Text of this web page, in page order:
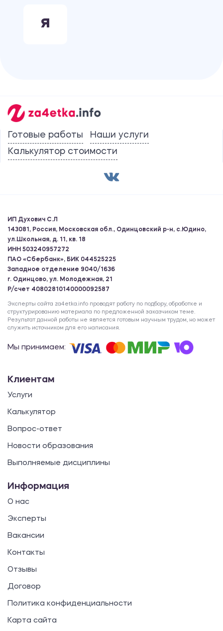
Я
Готовые работы
Наши услуги
Калькулятор стоимости
ИП Духович С.Л
143081, Россия, Московская обл., Одинцовский р-н, с.Юдино,
ул.Школьная, д. 11, кв. 18
ИНН 503240957272
ПАО «Сбербанк», БИК 044525225
Западное отделение 9040/1636
г. Одинцово, ул. Молодежная, 21
Р/счет 40802810140000092587
Эксперты сайта za4etka.info проводят работу по подбору, обработке и
структурированию материала по предложенной заказчиком теме.
Результат данной работы не является готовым научным трудом, но может
служить источником для его написания.
Мы принимаем:
Клиентам
Услуги
Калькулятор
Вопрос-ответ
Новости образования
Выполняемые дисциплины
Информация
О нас
Эксперты
Вакансии
Контакты
Отзывы
Договор
Политика конфиденциальности
Карта сайта